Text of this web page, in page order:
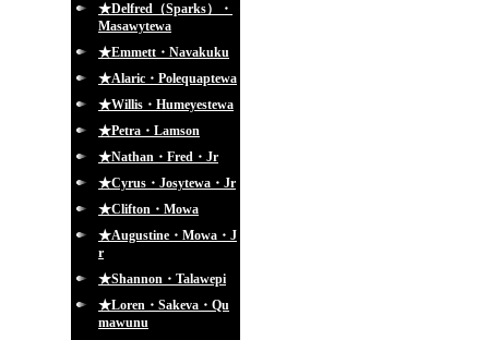
★Delfred（Sparks）・
Masawytewa
★Emmett・Navakuku
★Alaric・Polequaptewa
★Willis・Humeyestewa
★Petra・Lamson
★Nathan・Fred・Jr
★Cyrus・Josytewa・Jr
★Clifton・Mowa
★Augustine・Mowa・J
r
★Shannon・Talawepi
★Loren・Sakeva・Qu
mawunu